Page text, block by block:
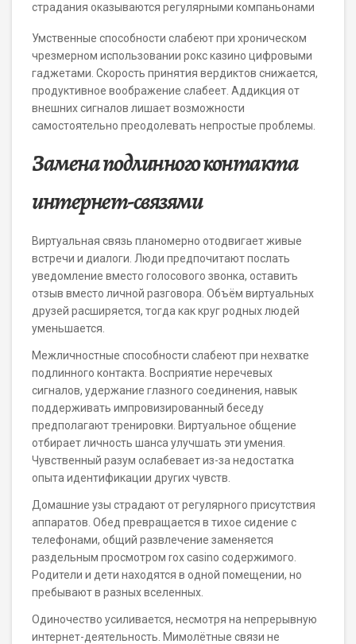
страдания оказываются регулярными компаньонами
Умственные способности слабеют при хроническом
чрезмерном использовании рокс казино цифровыми
гаджетами. Скорость принятия вердиктов снижается,
продуктивное воображение слабеет. Аддикция от
внешних сигналов лишает возможности
самостоятельно преодолевать непростые проблемы.
Замена подлинного контакта
интернет-связями
Виртуальная связь планомерно отодвигает живые
встречи и диалоги. Люди предпочитают послать
уведомление вместо голосового звонка, оставить
отзыв вместо личной разговора. Объём виртуальных
друзей расширяется, тогда как круг родных людей
уменьшается.
Межличностные способности слабеют при нехватке
подлинного контакта. Восприятие неречевых
сигналов, удержание глазного соединения, навык
поддерживать импровизированный беседу
предполагают тренировки. Виртуальное общение
отбирает личность шанса улучшать эти умения.
Чувственный разум ослабевает из-за недостатка
опыта идентификации других чувств.
Домашние узы страдают от регулярного присутствия
аппаратов. Обед превращается в тихое сидение с
телефонами, общий развлечение заменяется
раздельным просмотром rox casino содержимого.
Родители и дети находятся в одной помещении, но
пребывают в разных вселенных.
Одиночество усиливается, несмотря на непрерывную
интернет-деятельность. Мимолётные связи не